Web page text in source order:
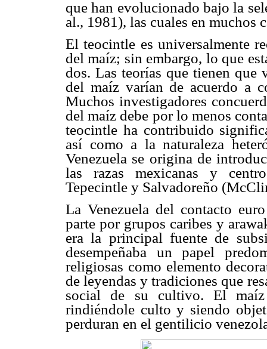
que han evolucionado bajo la
al., 1981), las cuales en muchos
El teocintle es universalmente
del maíz; sin embargo, lo que
dos. Las teorías que tienen
del maíz varían de acuerdo a
Muchos investigadores
del maíz debe por lo menos
teocintle ha contribuido
así como a la naturaleza
Venezuela se origina de
las razas mexicanas y
Tepecintle y Salvadoreño
La Venezuela del contacto
parte por grupos caribes y
era la principal fuente de
desempeñaba un papel
religiosas como elemento
de leyendas y tradiciones que
social de su cultivo. El
rindiéndole culto y siendo
perduran en el gentilicio